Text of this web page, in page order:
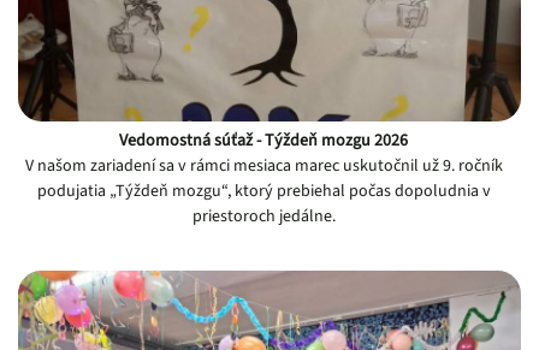
Vedomostná súťaž - Týždeň mozgu 2026
V našom zariadení sa v rámci mesiaca marec uskutočnil už 9. ročník
podujatia „Týždeň mozgu“, ktorý prebiehal počas dopoludnia v
priestoroch jedálne.